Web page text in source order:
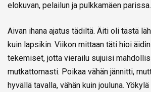
elokuvan, pelailun ja pulkkamäen parissa.
Aivan ihana ajatus tädiltä. Äiti oli tästä
kuin lapsikin. Viikon mittaan täti hioi
tekemiset, jotta vierailu sujuisi
mutkattomasti. Poikaa vähän jännitti,
hyvällä tavalla, vähän kuin jouluna.